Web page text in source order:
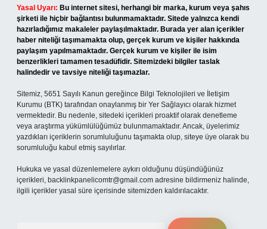
Yasal Uyarı: Bu internet sitesi, herhangi bir marka, kurum veya şahıs
şirketi ile hiçbir bağlantısı bulunmamaktadır. Sitede yalnızca kendi
hazırladığımız makaleler paylaşılmaktadır. Burada yer alan içerikler
haber niteliği taşımamakta olup, gerçek kurum ve kişiler hakkında
paylaşım yapılmamaktadır. Gerçek kurum ve kişiler ile isim
benzerlikleri tamamen tesadüfidir. Sitemizdeki bilgiler taslak
halindedir ve tavsiye niteliği taşımazlar.
Sitemiz, 5651 Sayılı Kanun gereğince Bilgi Teknolojileri ve İletişim
Kurumu (BTK) tarafından onaylanmış bir Yer Sağlayıcı olarak hizmet
vermektedir. Bu nedenle, sitedeki içerikleri proaktif olarak denetleme
veya araştırma yükümlülüğümüz bulunmamaktadır. Ancak, üyelerimiz
yazdıkları içeriklerin sorumluluğunu taşımakta olup, siteye üye olarak bu
sorumluluğu kabul etmiş sayılırlar.
Hukuka ve yasal düzenlemelere aykırı olduğunu düşündüğünüz
içerikleri, backlinkpanelicomtr@gmail.com adresine bildirmeniz halinde,
ilgili içerikler yasal süre içerisinde sitemizden kaldırılacaktır.